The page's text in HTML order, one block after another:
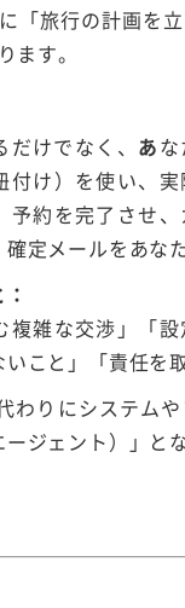
「旅行の計画を立
ます。
けでなく、 あ
付け）を使い、
予約を完了させ
定メールをあな
複雑な交渉」「
こと」「責任を
わりにシステム
ージェント）」と